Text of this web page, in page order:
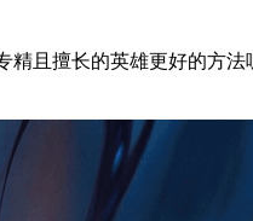
且擅长的英雄更好的方